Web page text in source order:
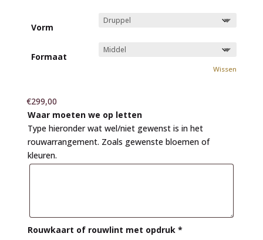
Vorm
Formaat
Wissen
€299,00
Waar moeten we op letten
Type hieronder wat wel/niet gewenst is in het
rouwarrangement. Zoals gewenste bloemen of
kleuren.
Rouwkaart of rouwlint met opdruk *